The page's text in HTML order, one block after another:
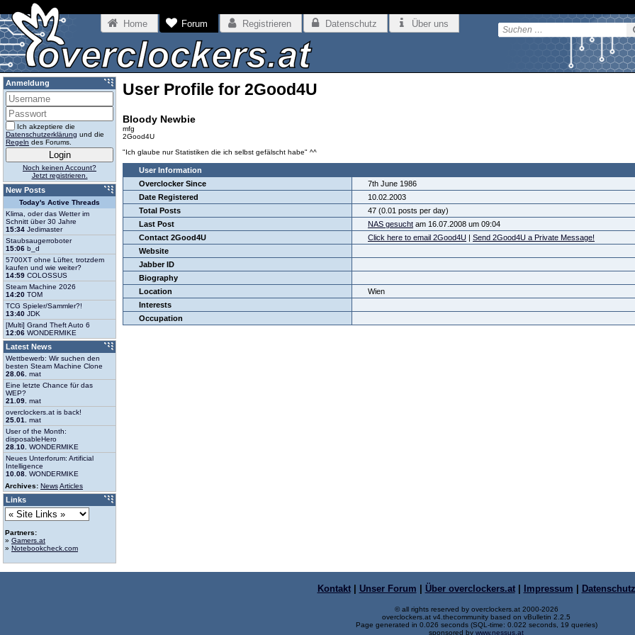
Home Forum Registrieren Datenschutz Über uns
User Profile for 2Good4U
Bloody Newbie
mfg
2Good4U
"Ich glaube nur Statistiken die ich selbst gefälscht habe" ^^
User Information
Overclocker Since
7th June 1986
Date Registered
10.02.2003
Total Posts
47 (0.01 posts per day)
Last Post
NAS gesucht am 16.07.2008 um 09:04
Contact 2Good4U
Click here to email 2Good4U | Send 2Good4U a Private Message!
Website
Jabber ID
Biography
Location
Wien
Interests
Occupation
Anmeldung
Ich akzeptiere die
Datenschutzerklärung und die
Regeln des Forums.
Noch keinen Account?
Jetzt registrieren.
New Posts
Today's Active Threads
Klima, oder das Wetter im
Schnitt über 30 Jahre
15:34 Jedimaster
Staubsaugerroboter
15:06 b_d
5700XT ohne Lüfter, trotzdem
kaufen und wie weiter?
14:59 COLOSSUS
Steam Machine 2026
14:20 TOM
TCG Spieler/Sammler?!
13:40 JDK
[Multi] Grand Theft Auto 6
12:06 WONDERMIKE
Latest News
Wettbewerb: Wir suchen den
besten Steam Machine Clone
28.06. mat
Eine letzte Chance für das
WEP?
21.09. mat
overclockers.at is back!
25.01.
mat
User of the Month:
disposableHero
28.10. WONDERMIKE
Neues Unterforum: Artificial
Intelligence
10.08. WONDERMIKE
Archives: NewsArticles
Links
Partners:
» Gamers.at
» Notebookcheck.com
Kontakt| Unser Forum | Über overclockers.at| Impressum | Datenschutz
© all rights reserved by overclockers.at 2000-2026
overclockers.at v4.thecommunity based on vBulletin 2.2.5
Page generated in 0.026 seconds (SQL-time: 0.022 seconds, 19 queries)
sponsored by www.nessus.at